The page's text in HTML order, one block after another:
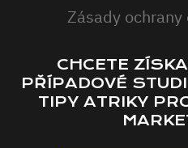
Zásady
CHCETE
PŘÍPADOVÉ
TIPY ATRIKY